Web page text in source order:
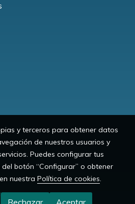
y terceros para obtener datos
de nuestros usuarios y
Puedes configurar tus
botón “Configurar” o obtener
nuestra Política de cookies.
Rechazar Aceptar